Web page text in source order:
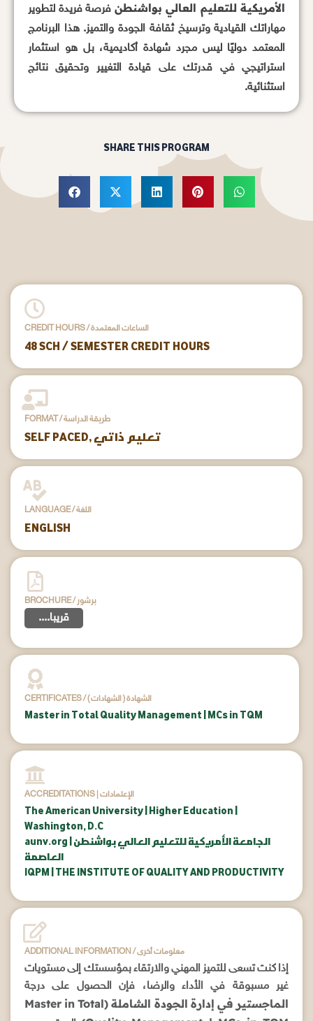
الأمريكية للتعليم العالي بواشنطن فرصة فريدة لتطوير
مهاراتك القيادية وترسيخ ثقافة الجودة والتميز. هذا البرنامج
المعتمد دوليًا ليس مجرد شهادة أكاديمية، بل هو استثمار
استراتيجي في قدرتك على قيادة التغيير وتحقيق نتائج
استثنائية.
SHARE THIS PROGRAM
CREDIT HOURS / الساعات المعتمدة
48 SCH / SEMESTER CREDIT HOURS
FORMAT / طريقة الدراسة
SELF PACED, تعليم ذاتي
LANGUAGE / اللغة
ENGLISH
BROCHURE / برشور
....قريبا
CERTIFICATES / ( الشهادات ) الشهادة
Master in Total Quality Management | MCs in TQM
ACCREDITATIONS | الإعتمادات
The American University | Higher Education |
Washington, D.C
aunv.org | الجامعة الأمريكية للتعليم العالي بواشنطن
العاصمة
IQPM | THE INSTITUTE OF QUALITY AND PRODUCTIVITY
ADDITIONAL INFORMATION / معلومات أخرى
إذا كنت تسعى للتميز المهني والارتقاء بمؤسستك إلى مستويات
غير مسبوقة في الأداء والرضا، فإن الحصول على درجة
الماجستير في إدارة الجودة الشاملة (Master in Total